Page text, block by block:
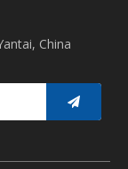
China